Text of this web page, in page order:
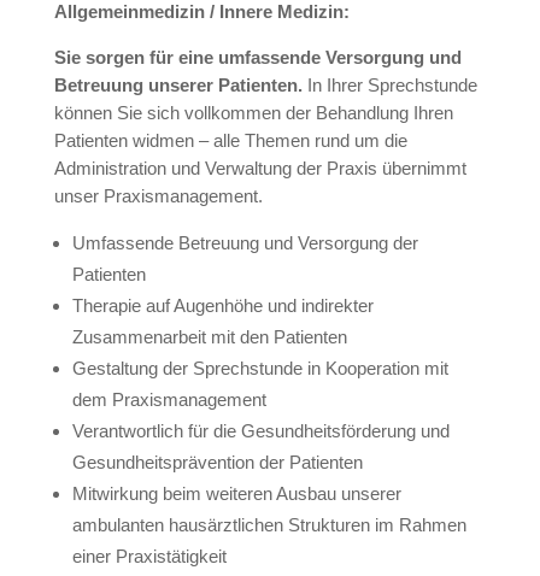
Allgemeinmedizin / Innere Medizin:
Sie sorgen für eine umfassende Versorgung und
Betreuung unserer Patienten. In Ihrer Sprechstunde
können Sie sich vollkommen der Behandlung Ihren
Patienten widmen – alle Themen rund um die
Administration und Verwaltung der Praxis übernimmt
unser Praxismanagement.
Umfassende Betreuung und Versorgung der
Patienten
Therapie auf Augenhöhe und indirekter
Zusammenarbeit mit den Patienten
Gestaltung der Sprechstunde in Kooperation mit
dem Praxismanagement
Verantwortlich für die Gesundheitsförderung und
Gesundheitsprävention der Patienten
Mitwirkung beim weiteren Ausbau unserer
ambulanten hausärztlichen Strukturen im Rahmen
einer Praxistätigkeit